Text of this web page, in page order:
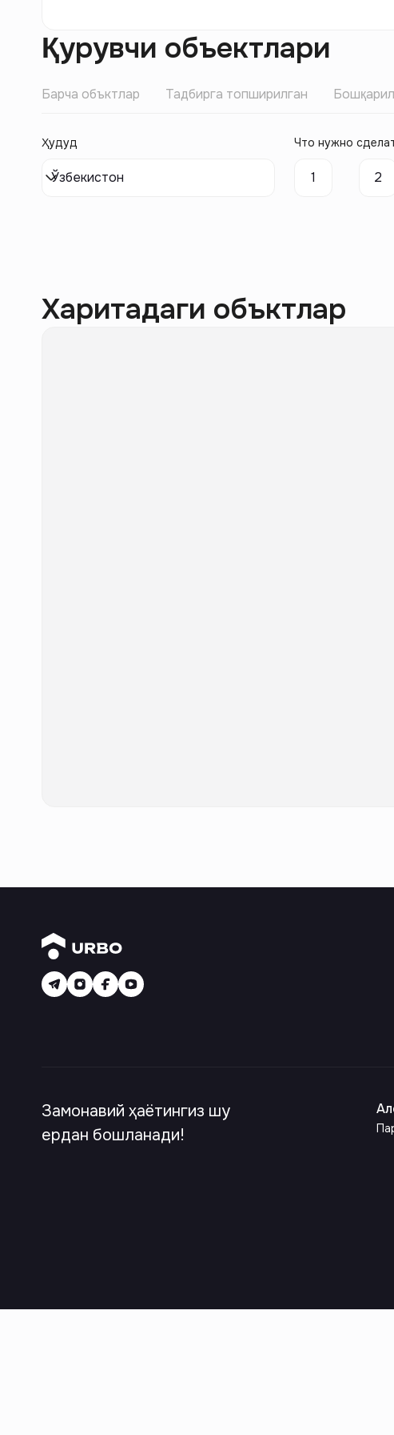
Қурувчи объектлари
Барча объктлар Тадбирга топширилган
Ҳудуд
Ўзбекистон
Что нужно
1 2
Харитадаги объктлар
Замонавий ҳаётингиз шу
ердан бошланади!